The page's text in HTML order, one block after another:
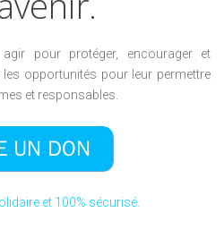
pour protéger, encourager et
opportunités pour leur permettre
et responsables.
et 100% sécurisé.